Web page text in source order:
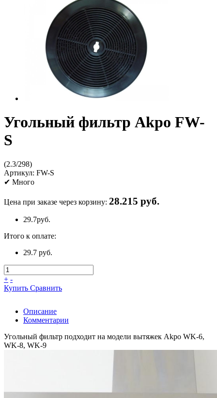
Угольный фильтр Akpo FW-
S
(2.3/298)
Артикул: FW-S
✔ Много
Цена при заказе через корзину: 28.215 руб.
29.7руб.
Итого к оплате:
29.7 руб.
+ -
Купить Сравнить
Описание
Комментарии
Угольный фильтр подходит на модели вытяжек Akpo WK-6,
WK-8, WK-9